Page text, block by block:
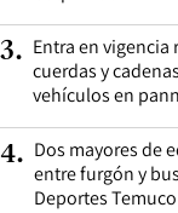
3. Entra en
cuerdas y
vehículos en
4. Dos mayores de
entre furgón y
Deportes